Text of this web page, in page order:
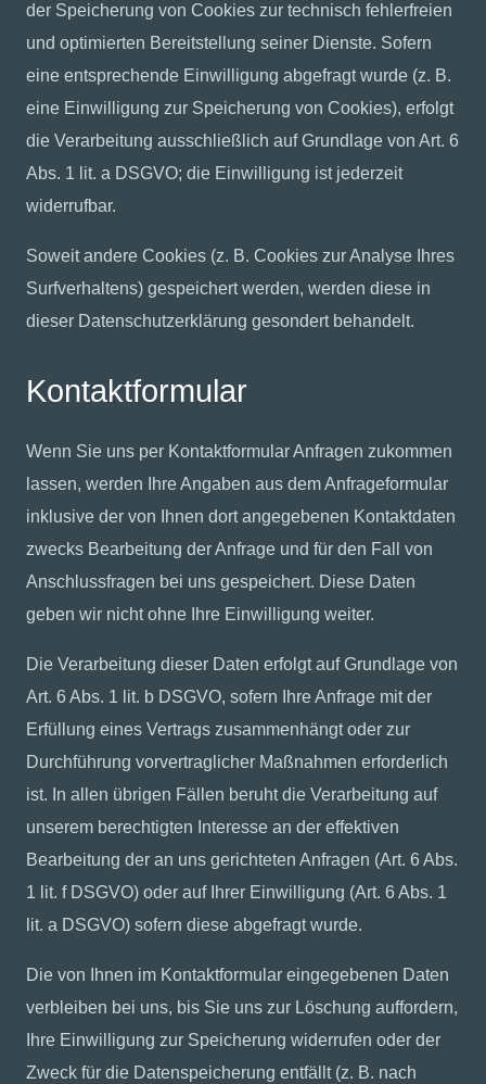
der Speicherung von Cookies zur technisch fehlerfreien
und optimierten Bereitstellung seiner Dienste. Sofern
eine entsprechende Einwilligung abgefragt wurde (z. B.
eine Einwilligung zur Speicherung von Cookies), erfolgt
die Verarbeitung ausschließlich auf Grundlage von Art. 6
Abs. 1 lit. a DSGVO; die Einwilligung ist jederzeit
widerrufbar.
Soweit andere Cookies (z. B. Cookies zur Analyse Ihres
Surfverhaltens) gespeichert werden, werden diese in
dieser Datenschutzerklärung gesondert behandelt.
Kontaktformular
Wenn Sie uns per Kontaktformular Anfragen zukommen
lassen, werden Ihre Angaben aus dem Anfrageformular
inklusive der von Ihnen dort angegebenen Kontaktdaten
zwecks Bearbeitung der Anfrage und für den Fall von
Anschlussfragen bei uns gespeichert. Diese Daten
geben wir nicht ohne Ihre Einwilligung weiter.
Die Verarbeitung dieser Daten erfolgt auf Grundlage von
Art. 6 Abs. 1 lit. b DSGVO, sofern Ihre Anfrage mit der
Erfüllung eines Vertrags zusammenhängt oder zur
Durchführung vorvertraglicher Maßnahmen erforderlich
ist. In allen übrigen Fällen beruht die Verarbeitung auf
unserem berechtigten Interesse an der effektiven
Bearbeitung der an uns gerichteten Anfragen (Art. 6 Abs.
1 lit. f DSGVO) oder auf Ihrer Einwilligung (Art. 6 Abs. 1
lit. a DSGVO) sofern diese abgefragt wurde.
Die von Ihnen im Kontaktformular eingegebenen Daten
verbleiben bei uns, bis Sie uns zur Löschung auffordern,
Ihre Einwilligung zur Speicherung widerrufen oder der
Zweck für die Datenspeicherung entfällt (z. B. nach